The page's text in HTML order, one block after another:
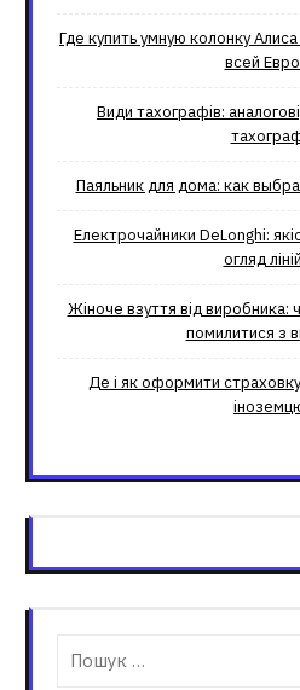
Где купить умную колонку
всей
Види тахографів:
Паяльник для дома: как
Електрочайники DeLonghi:
огляд
Жіноче взуття від виробника:
помилитися з
Де і як оформити страховку